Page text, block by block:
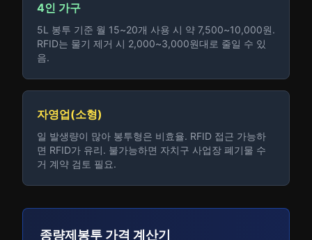
4인 가구
5L 봉투 기준 월 15~20개 사용 시 약 7,500~10,000원.
RFID는 물기 제거 시 2,000~3,000원대로 줄일 수 있
음.
자영업(소형)
일 발생량이 많아 봉투형은 비효율. RFID 접근 가능하
면 RFID가 유리. 불가능하면 자치구 사업장 폐기물 수
거 계약 검토 필요.
종량제봉투 가격 계산기